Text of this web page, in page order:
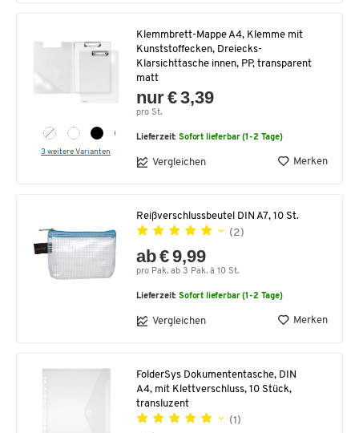
3 weitere Varianten
Klemmbrett-Mappe A4, Klemme mit
Kunststoffecken, Dreiecks-
Klarsichttasche innen, PP, transparent
matt
nur € 3,39
pro St.
Lieferzeit:Sofort lieferbar (1-2 Tage)
Vergleichen Merken
Reißverschlussbeutel DIN A7, 10 St.
(2)
ab € 9,99
pro Pak. ab 3 Pak. à 10 St.
Lieferzeit:Sofort lieferbar (1-2 Tage)
Vergleichen Merken
FolderSys Dokumententasche, DIN
A4, mit Klettverschluss, 10 Stück,
transluzent
(1)